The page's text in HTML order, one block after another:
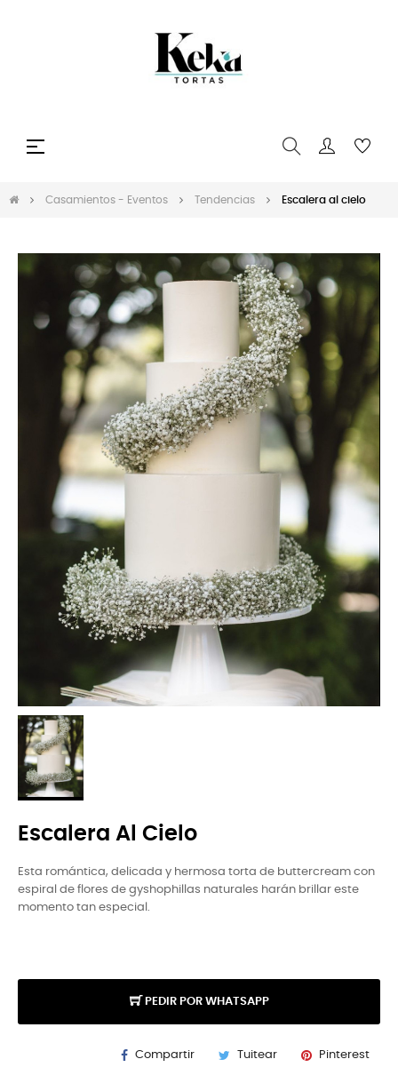
Navegación
☰
Casamientos - Eventos Tendencias Escalera al cielo
Escalera Al Cielo
Esta romántica, delicada y hermosa torta de buttercream con
espiral de flores de gyshophillas naturales harán brillar este
momento tan especial.
PEDIR POR WHATSAPP
Compartir Tuitear Pinterest